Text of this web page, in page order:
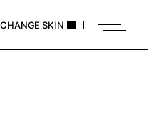
CHANGE SKIN